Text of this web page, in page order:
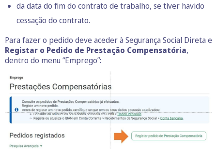
da data do fim do contrato de trabalho, se tiver havido
cessação do contrato.
Para fazer o pedido deve aceder à Segurança Social Direta e
Registar o Pedido de Prestação Compensatória,
dentro do menu “Emprego”: